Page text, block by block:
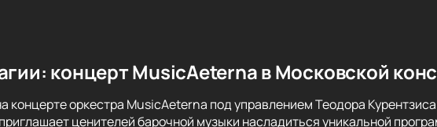
концерт MusicAeterna в Московской
концерте оркестра MusicAeterna под управлением Теодора
ценителей барочной музыки насладиться уникальной